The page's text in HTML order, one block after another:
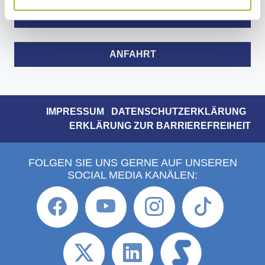
ANFAHRT
IMPRESSUM
DATENSCHUTZERKLÄRUNG
ERKLÄRUNG ZUR BARRIEREFREIHEIT
FOLGEN SIE UNS GERNE AUF UNSEREN
SOCIAL MEDIA KANÄLEN: